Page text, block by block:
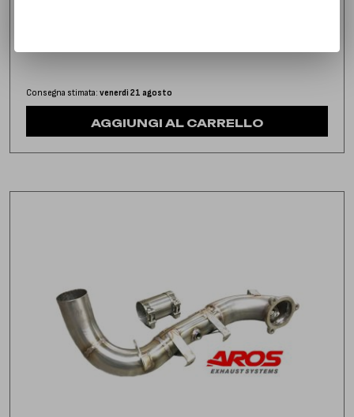
Consegna stimata: venerdì 21 agosto
AGGIUNGI AL CARRELLO